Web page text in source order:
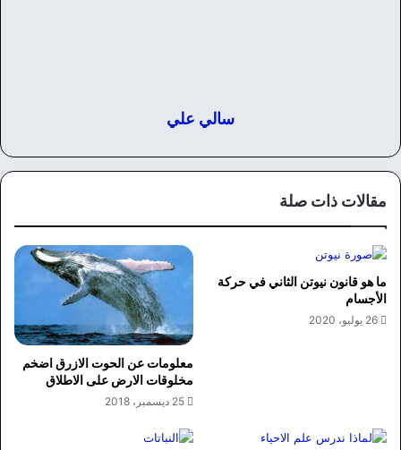
سالي علي
مقالات ذات صلة
ما هو قانون نيوتن الثاني في حركة
الأجسام
26 يوليو، 2020
معلومات عن الحوت الازرق اضخم
مخلوقات الارض على الاطلاق
25 ديسمبر، 2018